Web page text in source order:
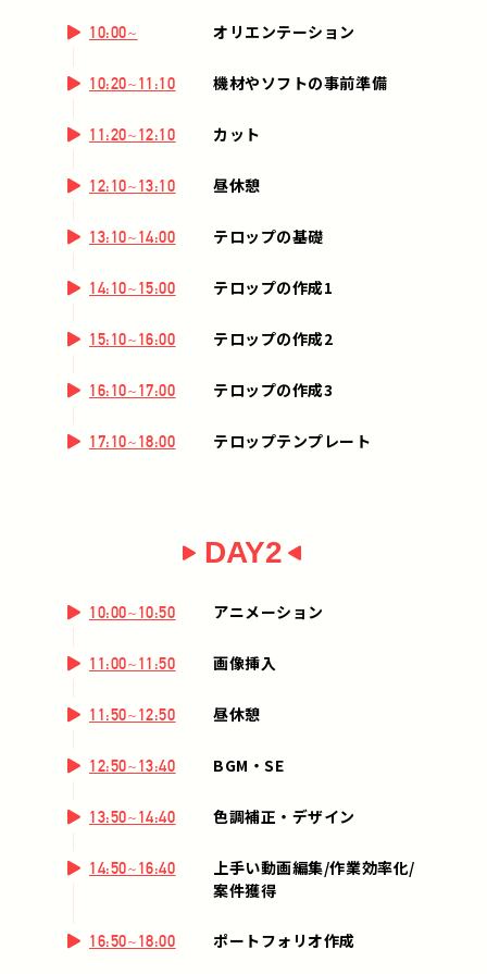
10:00~ オリエンテーション
10:20~11:10 機材やソフトの事前準備
11:20~12:10 カット
12:10~13:10 昼休憩
13:10~14:00 テロップの基礎
14:10~15:00 テロップの作成1
15:10~16:00 テロップの作成2
16:10~17:00 テロップの作成3
17:10~18:00 テロップテンプレート
DAY2
10:00~10:50 アニメーション
11:00~11:50 画像挿入
11:50~12:50 昼休憩
12:50~13:40 BGM・SE
13:50~14:40 色調補正・デザイン
14:50~16:40
上手い動画編集/作業効率化/
案件獲得
16:50~18:00 ポートフォリオ作成